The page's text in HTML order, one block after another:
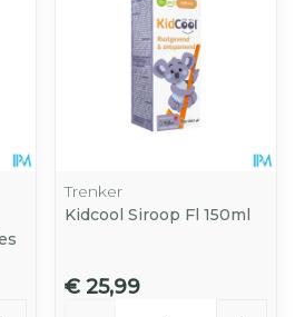
Trenker
Kidcool Siroop Fl 150ml
€ 25,99